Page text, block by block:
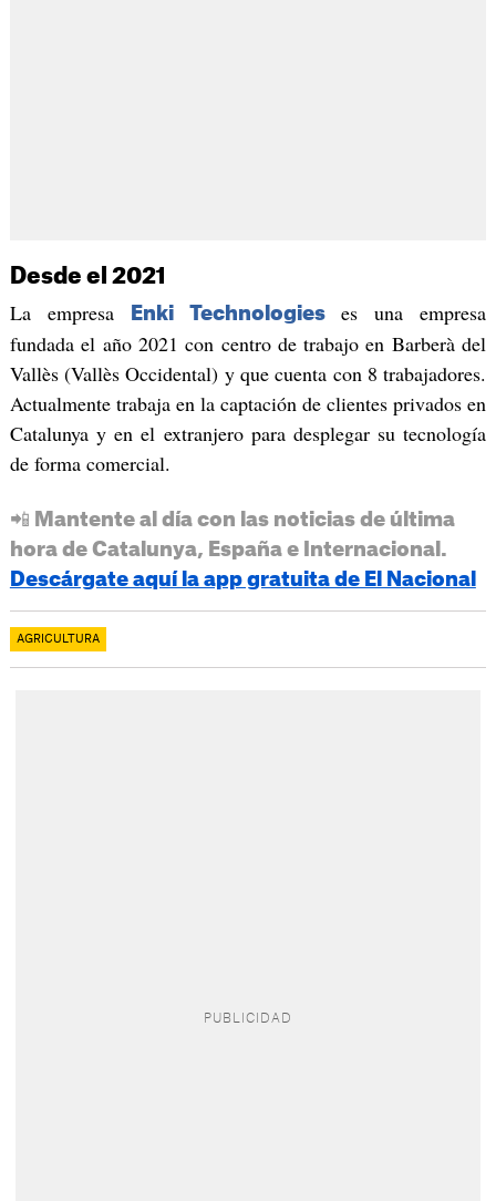
Desde el 2021
La empresa Enki Technologieses una empresa
fundada el año 2021 con centro de trabajo en Barberà del
Vallès (Vallès Occidental) y que cuenta con 8 trabajadores.
Actualmente trabaja en la captación de clientes privados en
Catalunya y en el extranjero para desplegar su tecnología
de forma comercial.
📲 Mantente al día con las noticias de última
hora de Catalunya, España e Internacional.
Descárgate aquí la app gratuita de El Nacional
AGRICULTURA